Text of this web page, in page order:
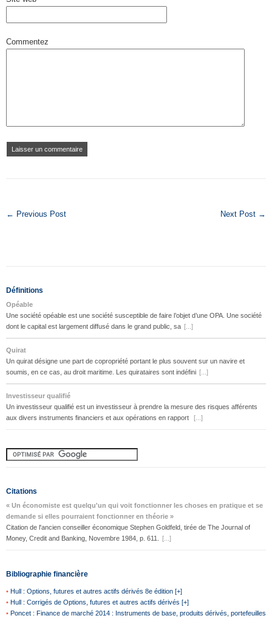
Commentez
← Previous Post Next Post →
Définitions
Opéable
Une société opéable est une société susceptible de faire l’objet d’une OPA. Une société
dont le capital est largement diffusé dans le grand public, sa [...]
Quirat
Un quirat désigne une part de copropriété portant le plus souvent sur un navire et
soumis, en ce cas, au droit maritime. Les quirataires sont indéfini [...]
Investisseur qualifié
Un investisseur qualifié est un investisseur à prendre la mesure des risques afférents
aux divers instruments financiers et aux opérations en rapport
[...]
Citations
« Un économiste est quelqu'un qui voit fonctionner les choses en pratique et se
demande si elles pourraient fonctionner en théorie »
Citation de l'ancien conseiller économique Stephen Goldfeld, tirée de The Journal of
Money, Credit and Banking, Novembre 1984, p. 611.
[...]
Bibliographie financière
• Hull : Options, futures et autres actifs dérivés 8e édition [+]
• Hull : Corrigés de Options, futures et autres actifs dérivés [+]
• Poncet : Finance de marché 2014 : Instruments de base, produits dérivés, portefeuilles